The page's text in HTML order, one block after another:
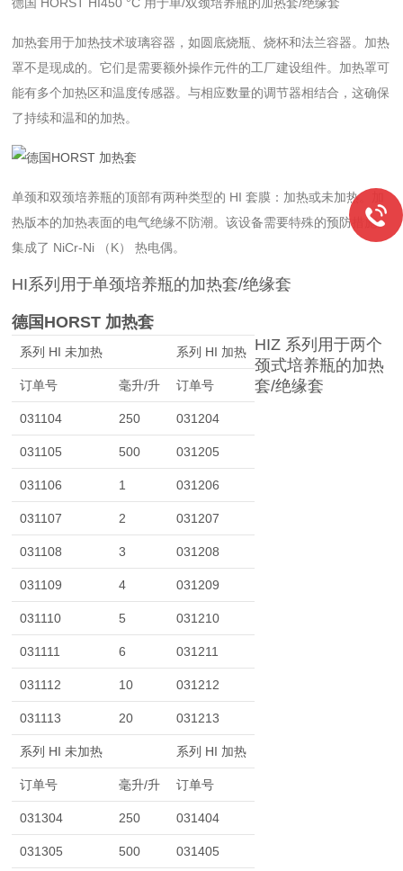
加热套用于加热技术玻璃容器，如圆底烧瓶、烧杯和法兰容器。加热
罩不是现成的。它们是需要额外操作元件的工厂建设组件。加热罩可
能有多个加热区和温度传感器。与相应数量的调节器相结合，这确保
了持续和温和的加热。
单颈和双颈培养瓶的顶部有两种类型的 HI 套膜：加热或未加热。加
热版本的加热表面的电气绝缘不防潮。该设备需要特殊的预防措施。
集成了 NiCr-Ni （K） 热电偶。
HI系列用于单颈培养瓶的加热套/绝缘套
德国HORST 加热套
系列 HI 未加热 系列 HI 加热
订单号 毫升/升 订单号
031104 250 031204
031105 500 031205
031106 1 031206
031107 2 031207
031108 3 031208
031109 4 031209
031110 5 031210
031111 6 031211
031112 10 031212
031113 20 031213
HIZ 系列用于两个
颈式培养瓶的加热
套/绝缘套
系列 HI 未加热 系列 HI 加热
订单号 毫升/升 订单号
031304 250 031404
031305 500 031405